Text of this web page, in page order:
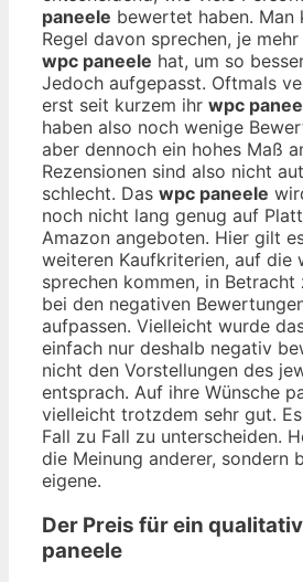
paneele bewertet haben. Man
Regel davon sprechen, je
wpc paneele hat, um so
Jedoch aufgepasst. Oftmals
erst seit kurzem ihr wpc
haben also noch wenige
aber dennoch ein hohes Maß
Rezensionen sind also nicht
schlecht. Das wpc paneele
noch nicht lang genug auf
Amazon angeboten. Hier gilt
weiteren Kaufkriterien, auf die
sprechen kommen, in Betracht
bei den negativen
aufpassen. Vielleicht wurde
einfach nur deshalb negativ
nicht den Vorstellungen des
entsprach. Auf ihre Wünsche
vielleicht trotzdem sehr gut.
Fall zu Fall zu unterscheiden.
die Meinung anderer, sondern
eigene.
Der Preis für ein
paneele